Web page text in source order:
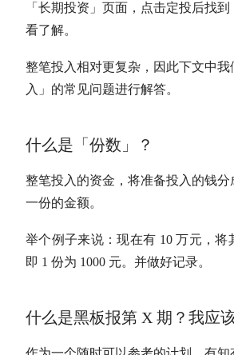
「 长期投资 」页面，点击定投后找
看了解。
整笔投入相对更复杂，因此下文中我
入」的常见问题进行解答。
什么是「份数」？
整笔投入的资金，将准备投入的钱分
一份的金额。
举个例子来说：现在有 10 万元，将
即 1 份为 1000 元。并做好记录。
什么是黑板报第 X 期？我应